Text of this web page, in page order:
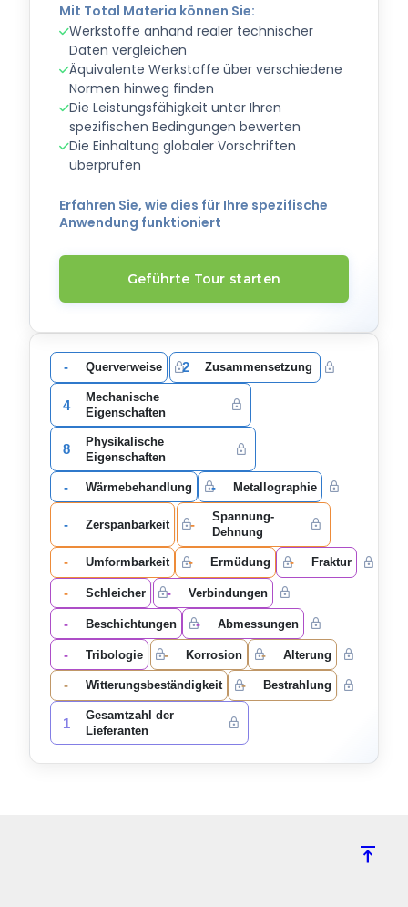
Mit Total Materia können Sie:
Werkstoffe anhand realer technischer
Daten vergleichen
Äquivalente Werkstoffe über verschiedene
Normen hinweg finden
Die Leistungsfähigkeit unter Ihren
spezifischen Bedingungen bewerten
Die Einhaltung globaler Vorschriften
überprüfen
Erfahren Sie, wie dies für Ihre spezifische
Anwendung funktioniert
Geführte Tour starten
- Querverweise 2 Zusammensetzung
4
Mechanische
Eigenschaften
8
Physikalische
Eigenschaften
- Wärmebehandlung - Metallographie
- Zerspanbarkeit -
Spannung-
Dehnung
- Umformbarkeit - Ermüdung - Fraktur
- Schleicher - Verbindungen
- Beschichtungen - Abmessungen
- Tribologie - Korrosion - Alterung
- Witterungsbeständigkeit - Bestrahlung
1
Gesamtzahl der
Lieferanten
vertical_align_top